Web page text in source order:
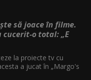
să joace în filme.
cucerit-o total: „E
la proiecte tv cu
a jucat în „Margo's